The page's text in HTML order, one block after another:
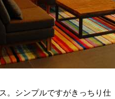
。シンプルですがきっちり仕